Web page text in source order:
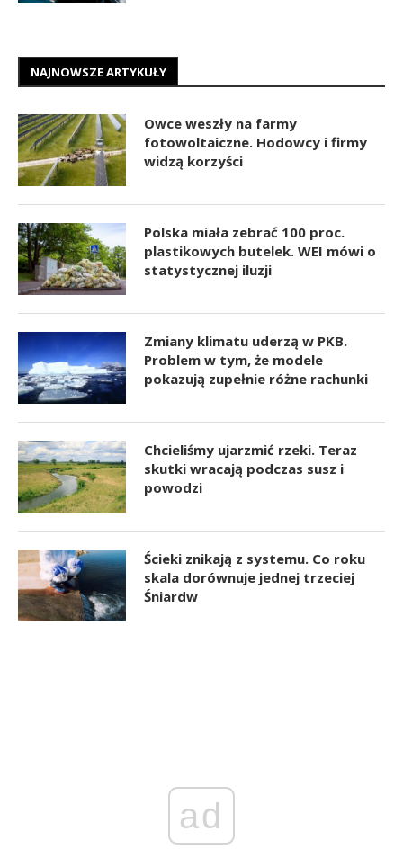
NAJNOWSZE ARTYKUŁY
Owce weszły na farmy
fotowoltaiczne. Hodowcy i firmy
widzą korzyści
Polska miała zebrać 100 proc.
plastikowych butelek. WEI mówi o
statystycznej iluzji
Zmiany klimatu uderzą w PKB.
Problem w tym, że modele
pokazują zupełnie różne rachunki
Chcieliśmy ujarzmić rzeki. Teraz
skutki wracają podczas susz i
powodzi
Ścieki znikają z systemu. Co roku
skala dorównuje jednej trzeciej
Śniardw
ad